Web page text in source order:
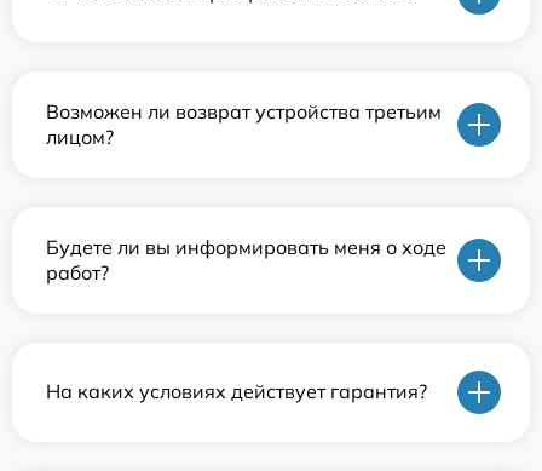
Возможен ли возврат устройства третьим
лицом?
Будете ли вы информировать меня о ходе
работ?
На каких условиях действует гарантия?